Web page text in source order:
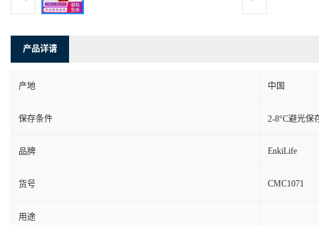
产品详请
产地 中国
保存条件 2-8°C避光保
品牌 EnkiLife
货号 CMC1071
用途